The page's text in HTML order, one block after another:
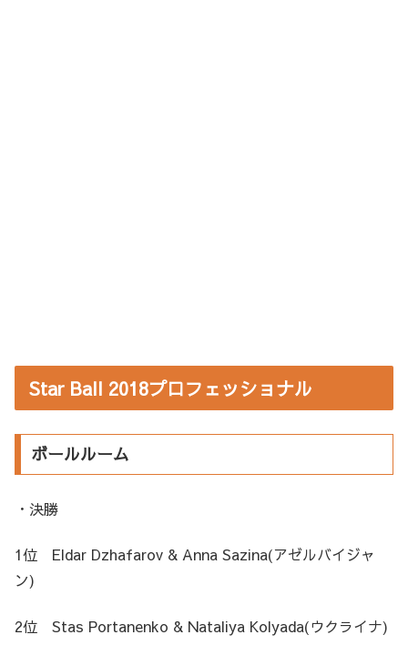
Star Ball 2018プロフェッショナル
ボールルーム
・決勝
1位 Eldar Dzhafarov & Anna Sazina(アゼルバイジャ
ン)
2位 Stas Portanenko & Nataliya Kolyada(ウクライナ)